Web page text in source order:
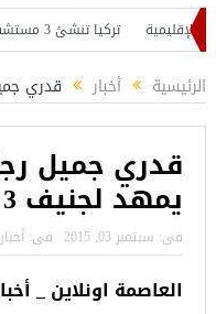
تركيا تنشئ 3 مستشفيات في مناطق درع الفرات بسوريا
الرئيسية أخبار قدري
قدري جميل
يمهد لجنيف 3
فى: سبتمبر 03, 2015 فى: أخبار
العاصمة اونلاين _